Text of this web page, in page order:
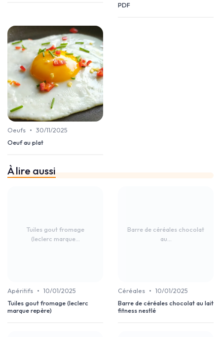
PDF
Oeufs • 30/11/2025
Oeuf au plat
À lire aussi
Tuiles gout fromage
(leclerc marque...
Apéritifs • 10/01/2025
Tuiles gout fromage (leclerc
marque repère)
Barre de céréales chocolat
au...
Céréales • 10/01/2025
Barre de céréales chocolat au lait
fitness nestlé